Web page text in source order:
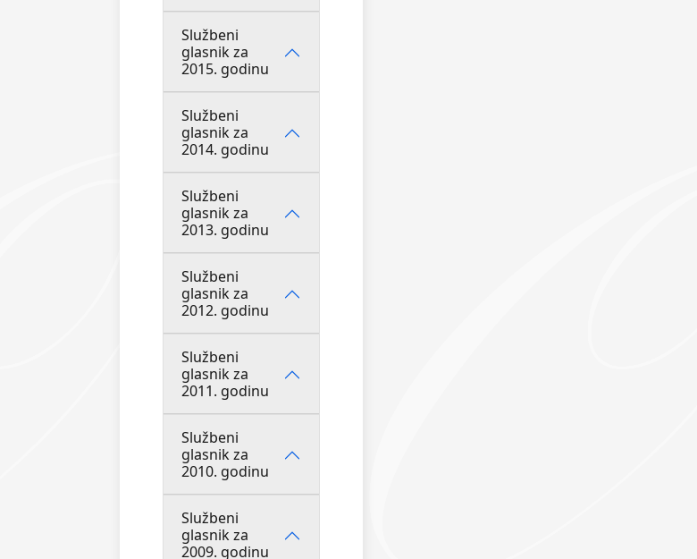
Službeni
glasnik za
2015. godinu
Službeni
glasnik za
2014. godinu
Službeni
glasnik za
2013. godinu
Službeni
glasnik za
2012. godinu
Službeni
glasnik za
2011. godinu
Službeni
glasnik za
2010. godinu
Službeni
glasnik za
2009. godinu